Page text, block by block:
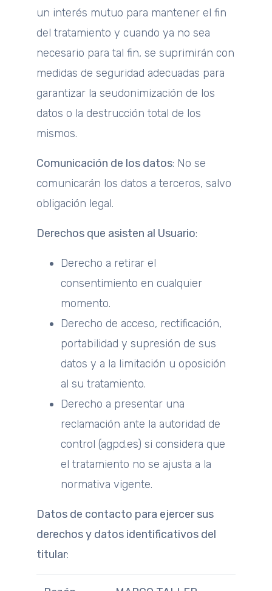
un interés mutuo para mantener el fin
del tratamiento y cuando ya no sea
necesario para tal fin, se suprimirán con
medidas de seguridad adecuadas para
garantizar la seudonimización de los
datos o la destrucción total de los
mismos.
Comunicación de los datos: No se
comunicarán los datos a terceros, salvo
obligación legal.
Derechos que asisten al Usuario:
Derecho a retirar el
consentimiento en cualquier
momento.
Derecho de acceso, rectificación,
portabilidad y supresión de sus
datos y a la limitación u oposición
al su tratamiento.
Derecho a presentar una
reclamación ante la autoridad de
control (agpd.es) si considera que
el tratamiento no se ajusta a la
normativa vigente.
Datos de contacto para ejercer sus
derechos y datos identificativos del
titular: